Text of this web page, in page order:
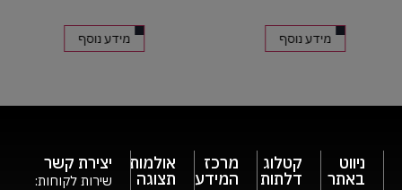
מידע נוסף מידע נוסף
ניווט
באתר
קטלוג
דלתות
מרכז
המידע
אולמות
תצוגה
יצירת קשר
שירות לקוחות: